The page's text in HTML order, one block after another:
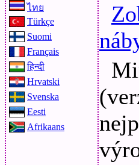
ไทย
Türkçe
Suomi
Français
हिन्दी
Hrvatski
Svenska
Eesti
Afrikaans